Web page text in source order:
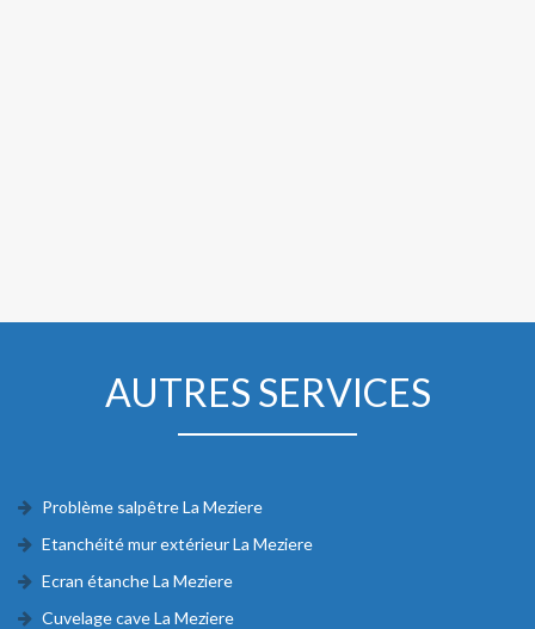
AUTRES SERVICES
Problème salpêtre La Meziere
Etanchéité mur extérieur La Meziere
Ecran étanche La Meziere
Cuvelage cave La Meziere